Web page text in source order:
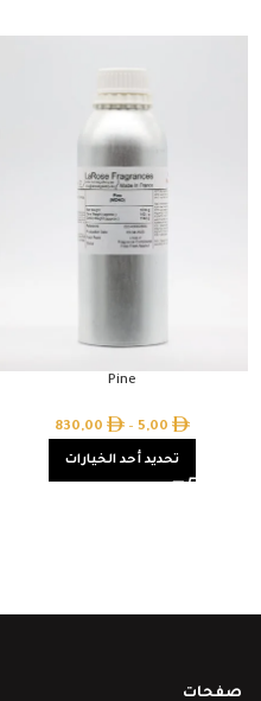
Pine
5,00
–
830,00
تحديد أحد الخيارات
صفحات